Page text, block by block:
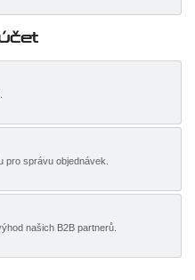
pro správu objednávek.
našich B2B partnerů.